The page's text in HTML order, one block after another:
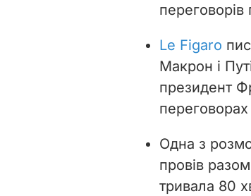
переговорів
Le Figaro
Макрон і
президент
Одна з
провів
тривала 80